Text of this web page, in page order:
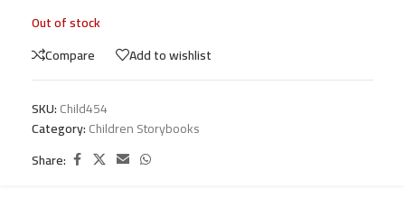
Out of stock
Compare
Add to wishlist
SKU:Child454
Category:Children Storybooks
Share: